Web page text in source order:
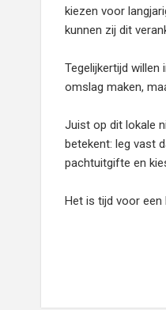
kiezen voor
kunnen zij dit
Tegelijkertijd
omslag maken,
Juist op dit lokale
betekent: leg vast
pachtuitgifte en
Het is tijd voor een